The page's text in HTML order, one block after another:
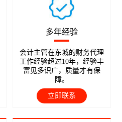
多年经验
会计主管在东城的财务代理
工作经验超过10年，经验丰
富见多识广，质量才有保
障。
立即联系